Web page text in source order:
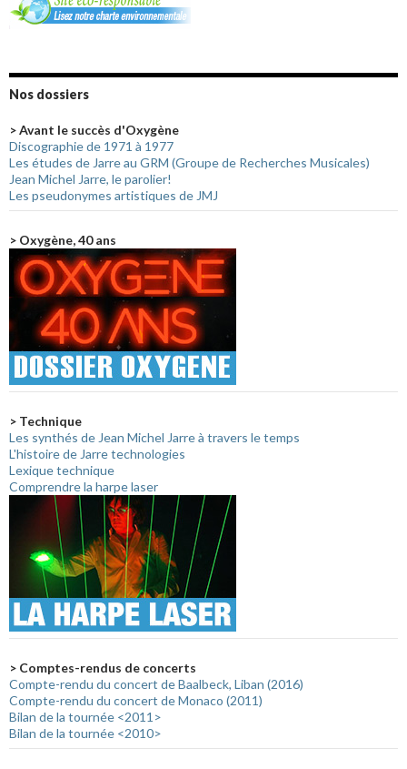
Nos dossiers
> Avant le succès d'Oxygène
Discographie de 1971 à 1977
Les études de Jarre au GRM (Groupe de Recherches Musicales)
Jean Michel Jarre, le parolier!
Les pseudonymes artistiques de JMJ
> Oxygène, 40 ans
> Technique
Les synthés de Jean Michel Jarre à travers le temps
L'histoire de Jarre technologies
Lexique technique
Comprendre la harpe laser
> Comptes-rendus de concerts
Compte-rendu du concert de Baalbeck, Liban (2016)
Compte-rendu du concert de Monaco (2011)
Bilan de la tournée <2011>
Bilan de la tournée <2010>